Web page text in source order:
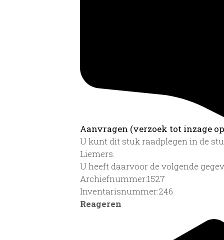
Aanvragen (verzoek tot inzage
U kunt dit stuk raadplegen in de
Liemers.
U heeft daarvoor de volgende
Archiefnummer:1527
Inventarisnummer:246
Reageren